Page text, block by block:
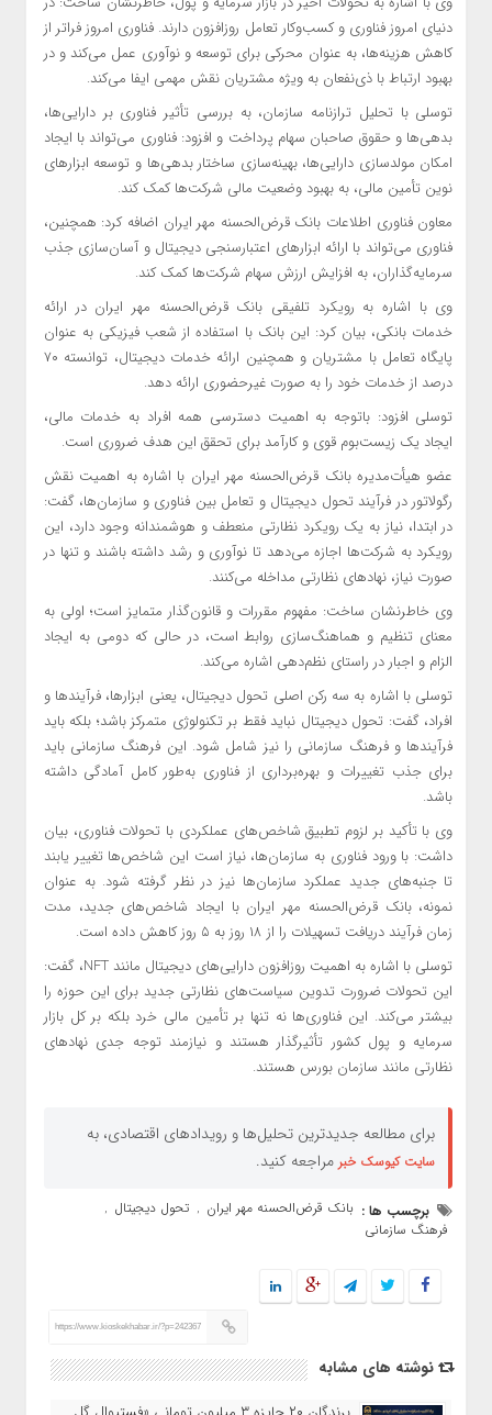
دنیای امروز فناوری و کسب‌وکار تعامل روزافزون دارند. فناوری امروز فراتر از
کاهش هزینه‌ها، به عنوان محرکی برای توسعه و نوآوری عمل می‌کند و در
بهبود ارتباط با ذی‌نفعان به ویژه مشتریان نقش مهمی ایفا می‌کند.
توسلی با تحلیل ترازنامه سازمان، به بررسی تأثیر فناوری بر دارایی‌ها،
بدهی‌ها و حقوق صاحبان سهام پرداخت و افزود: فناوری می‌تواند با ایجاد
امکان مولدسازی دارایی‌ها، بهینه‌سازی ساختار بدهی‌ها و توسعه ابزارهای
نوین تأمین مالی، به بهبود وضعیت مالی شرکت‌ها کمک کند.
معاون فناوری اطلاعات بانک قرض‌الحسنه مهر ایران اضافه کرد: همچنین،
فناوری می‌تواند با ارائه ابزارهای اعتبارسنجی دیجیتال و آسان‌سازی جذب
سرمایه‌گذاران، به افزایش ارزش سهام شرکت‌ها کمک کند.
وی با اشاره به رویکرد تلفیقی بانک قرض‌الحسنه مهر ایران در ارائه
خدمات بانکی، بیان کرد: این بانک با استفاده از شعب فیزیکی به عنوان
پایگاه تعامل با مشتریان و همچنین ارائه خدمات دیجیتال، توانسته ۷۰
درصد از خدمات خود را به صورت غیرحضوری ارائه دهد.
توسلی افزود: باتوجه به اهمیت دسترسی همه افراد به خدمات مالی،
ایجاد یک زیست‌بوم قوی و کارآمد برای تحقق این هدف ضروری است.
عضو هیأت‌مدیره بانک قرض‌الحسنه مهر ایران با اشاره به اهمیت نقش
رگولاتور در فرآیند تحول دیجیتال و تعامل بین فناوری و سازمان‌ها، گفت:
در ابتدا، نیاز به یک رویکرد نظارتی منعطف و هوشمندانه وجود دارد، این
رویکرد به شرکت‌ها اجازه می‌دهد تا نوآوری و رشد داشته باشند و تنها در
صورت نیاز، نهادهای نظارتی مداخله می‌کنند.
وی خاطرنشان ساخت: مفهوم مقررات و قانون‌گذار متمایز است؛ اولی به
معنای تنظیم و هماهنگ‌سازی روابط است، در حالی که دومی به ایجاد
الزام و اجبار در راستای نظم‌دهی اشاره می‌کند.
توسلی با اشاره به سه رکن اصلی تحول دیجیتال، یعنی ابزارها، فرآیندها و
افراد، گفت: تحول دیجیتال نباید فقط بر تکنولوژی متمرکز باشد؛ بلکه باید
فرآیندها و فرهنگ سازمانی را نیز شامل شود. این فرهنگ سازمانی باید
برای جذب تغییرات و بهره‌برداری از فناوری به‌طور کامل آمادگی داشته
باشد.
وی با تأکید بر لزوم تطبیق شاخص‌های عملکردی با تحولات فناوری، بیان
داشت: با ورود فناوری به سازمان‌ها، نیاز است این شاخص‌ها تغییر یابند
تا جنبه‌های جدید عملکرد سازمان‌ها نیز در نظر گرفته شود. به عنوان
نمونه، بانک قرض‌الحسنه مهر ایران با ایجاد شاخص‌های جدید، مدت
زمان فرآیند دریافت تسهیلات را از ۱۸ روز به ۵ روز کاهش داده است.
توسلی با اشاره به اهمیت روزافزون دارایی‌های دیجیتال مانند NFT، گفت:
این تحولات ضرورت تدوین سیاست‌های نظارتی جدید برای این حوزه را
بیشتر می‌کند. این فناوری‌ها نه تنها بر تأمین مالی خرد بلکه بر کل بازار
سرمایه و پول کشور تأثیرگذار هستند و نیازمند توجه جدی نهادهای
نظارتی مانند سازمان بورس هستند.
برای مطالعه جدیدترین تحلیل‌ها و رویدادهای اقتصادی، به
سایت کیوسک خبر مراجعه کنید.
برچسب ها : بانک قرض‌الحسنه مهر ایران , تحول دیجیتال ,
فرهنگ سازمانی
https://www.kioskekhabar.ir/?p=242367
نوشته های مشابه